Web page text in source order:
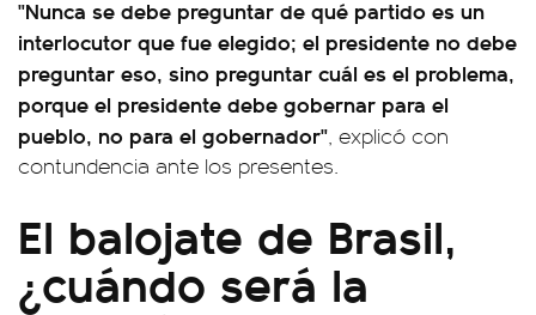
"Nunca se debe preguntar de qué partido es un
interlocutor que fue elegido; el presidente no debe
preguntar eso, sino preguntar cuál es el problema,
porque el presidente debe gobernar para el
pueblo, no para el gobernador", explicó con
contundencia ante los presentes.
El balojate de Brasil,
¿cuándo será la